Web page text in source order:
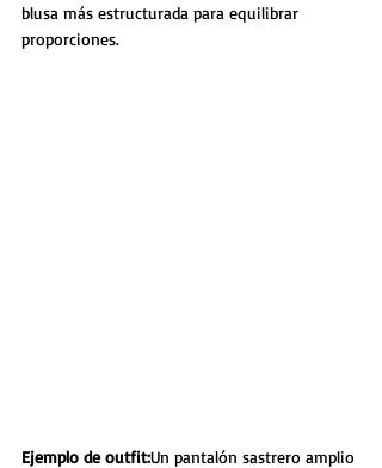
blusa más estructurada para equilibrar
proporciones.
Ejemplo de outfit:Un pantalón sastrero amplio